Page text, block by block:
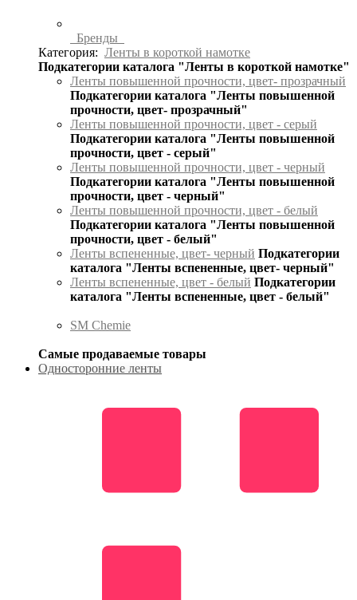
Бренды
Категория: Ленты в короткой намотке
Подкатегории каталога "Ленты в короткой намотке"
Ленты повышенной прочности, цвет- прозрачный
Подкатегории каталога "Ленты повышенной
прочности, цвет- прозрачный"
Ленты повышенной прочности, цвет - серый
Подкатегории каталога "Ленты повышенной
прочности, цвет - серый"
Ленты повышенной прочности, цвет - черный
Подкатегории каталога "Ленты повышенной
прочности, цвет - черный"
Ленты повышенной прочности, цвет - белый
Подкатегории каталога "Ленты повышенной
прочности, цвет - белый"
Ленты вспененные, цвет- черный Подкатегории
каталога "Ленты вспененные, цвет- черный"
Ленты вспененные, цвет - белый Подкатегории
каталога "Ленты вспененные, цвет - белый"
SM Chemie
Самые продаваемые товары
Односторонние ленты